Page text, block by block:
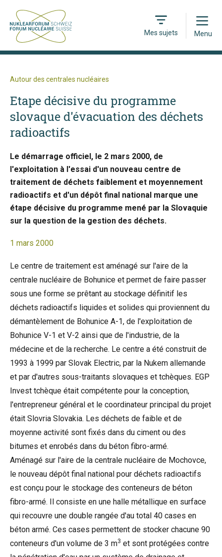
Mes sujets
Open
Menu
Autour des centrales nucléaires
Etape décisive du programme
slovaque d'évacuation des déchets
radioactifs
Le démarrage officiel, le 2 mars 2000, de
l'exploitation à l'essai d'un nouveau centre de
traitement de déchets faiblement et moyennement
radioactifs et d'un dépôt final national marque une
étape décisive du programme mené par la Slovaquie
sur la question de la gestion des déchets.
1 mars 2000
Le centre de traitement est aménagé sur l'aire de la
centrale nucléaire de Bohunice et permet de faire passer
sous une forme se prêtant au stockage définitif les
déchets radioactifs liquides et solides qui proviennent du
démantèlement de Bohunice A-1, de l'exploitation de
Bohunice V-1 et V-2 ainsi que de l'industrie, de la
médecine et de la recherche. Le centre a été construit de
1993 à 1999 par Slovak Electric, par la Nukem allemande
et par d'autres sous-traitants slovaques et tchèques. EGP
Invest tchèque était compétente pour la conception,
l'entrepreneur général et le coordinateur principal du projet
était Slovria Slovakia. Les déchets de faible et de
moyenne activité sont fixés dans du ciment ou des
bitumes et enrobés dans du béton fibro-armé.
Aménagé sur l'aire de la centrale nucléaire de Mochovce,
le nouveau dépôt final national pour déchets radioactifs
est conçu pour le stockage des conteneurs de béton
fibro-armé. Il consiste en une halle métallique en surface
qui recouvre une double rangée d'au total 40 cases en
béton armé. Ces cases permettent de stocker chacune 90
conteneurs d'un volume de 3 m3 et sont protégées contre